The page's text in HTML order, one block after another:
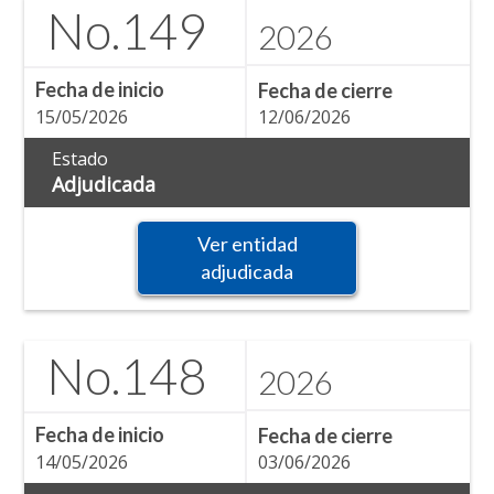
No.149 2026
Fecha de inicio
15/05/2026
Fecha de cierre
12/06/2026
Estado
Adjudicada
Ver entidad
adjudicada
No.148 2026
Fecha de inicio
14/05/2026
Fecha de cierre
03/06/2026